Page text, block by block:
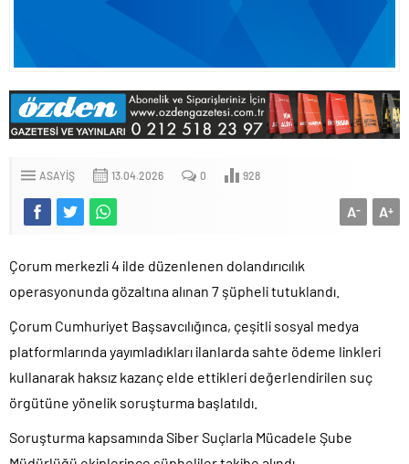
ASAYIŞ 13.04.2026 0 928
A+
A-
Çorum merkezli 4 ilde düzenlenen dolandırıcılık
operasyonunda gözaltına alınan 7 şüpheli tutuklandı.
Çorum Cumhuriyet Başsavcılığınca, çeşitli sosyal medya
platformlarında yayımladıkları ilanlarda sahte ödeme linkleri
kullanarak haksız kazanç elde ettikleri değerlendirilen suç
örgütüne yönelik soruşturma başlatıldı.
Soruşturma kapsamında Siber Suçlarla Mücadele Şube